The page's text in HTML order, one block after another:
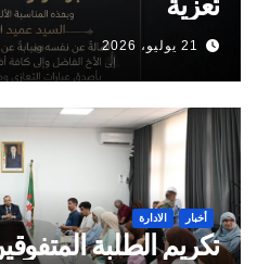
تعزية
21 يوليو، 2026
أخبار الادارة
تكريم الطلبة المتفوقين